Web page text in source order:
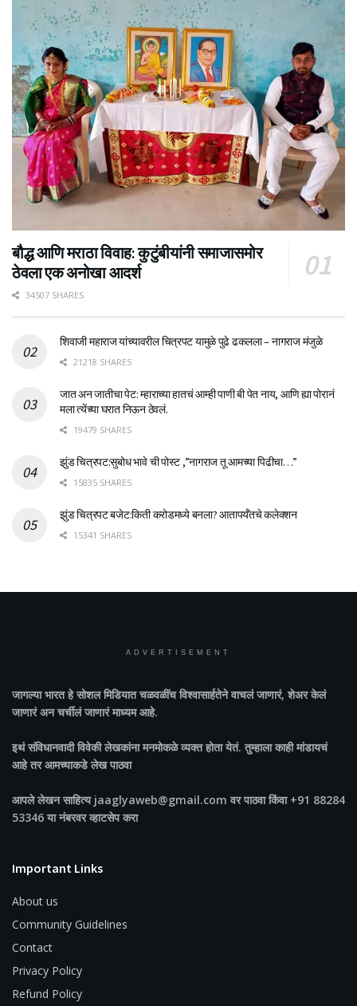
बौद्ध आणि मराठा विवाह: कुटुंबीयांनी समाजासमोर
ठेवला एक अनोखा आदर्श
34507 SHARES
शिवाजी महाराज यांच्यावरील चित्रपट यामुळे पुढे ढकलला – नागराज मंजुळे
21218 SHARES
जात अन जातीचा पेट: म्हाराच्या हातचं आम्ही पाणी बी पेत नाय, आणि ह्या पोरानं
मला त्येंच्या घरात निऊन ठेवलं.
19479 SHARES
झुंड चित्रपट:सुबोध भावे ची पोस्ट ,”नागराज तू आमच्या पिढीचा…”
15835 SHARES
झुंड चित्रपट बजेट:किती करोडमध्ये बनला? आतापर्यँतचे कलेक्शन
15341 SHARES
ADVERTISEMENT
जागल्या भारतहे सोशल मिडियात चळवळींच विश्वासार्हतेने वाचलं जाणारं, शेअर केलं
जाणारं अन चर्चीलं जाणारं माध्यम आहे.
इथं संविधानवादी विवेकी लेखकांना मनमोकळे व्यक्त होता येतं. तुम्हाला काही मांडायचं
आहे तर आमच्याकडे लेख पाठवा
आपले लेखन साहित्य jaaglyaweb@gmail.com वर पाठवा किंवा +91 88284
53346 या नंबरवर व्हाटसेप करा
Important Links
About us
Community Guidelines
Contact
Privacy Policy
Refund Policy